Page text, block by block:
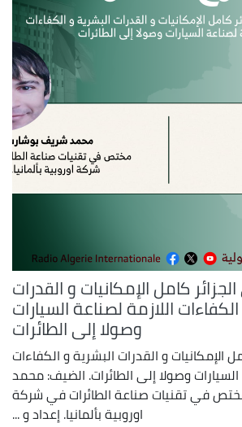
كامل الإمكانيات و القدرات
اللازمة لصناعة السيارات
وصولا إلى الطائرات
الإمكانيات و القدرات البشرية و الكفاءات
السيارات وصولا إلى الطائرات. الضيف: محمد
في تقنيات صناعة الطائرات في شركة
اوروبية بألمانيا. إعداد و ...